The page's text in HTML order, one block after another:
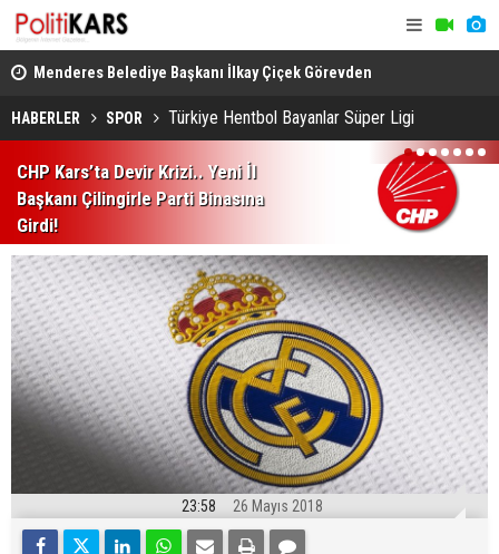
Menderes Belediye Başkanı İlkay Çiçek Görevden
Uzaklaştırıldı
HABERLER SPOR Türkiye Hentbol Bayanlar Süper Ligi
CHP Kars’ta Devir Krizi.. Yeni İl
Başkanı Çilingirle Parti Binasına
Girdi!
1 2 3 4 5 6 7
23:58 26 Mayıs 2018